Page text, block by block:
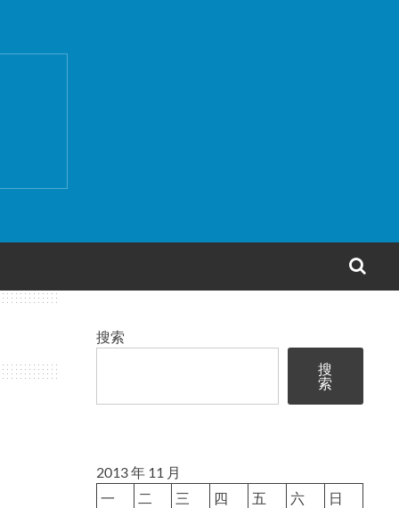
搜索
搜
索
2013 年 11 月
一
二 三 四 五 六
日